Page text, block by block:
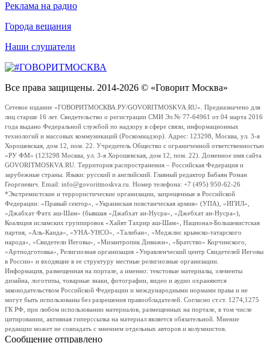
Реклама на радио
Города вещания
Наши слушатели
Все права защищены. 2014-2026 © «Говорит Москва»
Сетевое издание «ГОВОРИТМОСКВА.РУ/GOVORITMOSKVA.RU». Предназначено для
лиц старше 16 лет. Свидетельство о регистрации СМИ Эл № 77-64961 от 04 марта 2016
года выдано Федеральной службой по надзору в сфере связи, информационных
технологий и массовых коммуникаций (Роскомнадзор). Адрес: 123298, Москва, ул. 3-я
Хорошевская, дом 12, пом. 22. Учредитель Общество с ограниченной ответственностью
«РУ ФМ» (123298 Москва, ул. 3-я Хорошевская, дом 12, пом. 22). Доменное имя сайта
GOVORITMOSKVA.RU. Территория распространения – Российская Федерация и
зарубежные страны. Языки: русский и английский. Главный редактор Бабаян Роман
Георгиевич. Email: info@govoritmoskva.ru. Номер телефона: +7 (495) 950-62-26
*Экстремистские и террористические организации, запрещенные в Российской
Федерации: «Правый сектор», «Украинская повстанческая армия» (УПА), «ИГИЛ»,
«Джабхат Фатх аш-Шам» (бывшая «Джабхат ан-Нусра», «Джебхат ан-Нусра»),
Коалиция исламских группировок «Хайят Тахрир аш-Шам», Национал-Большевистская
партия, «Аль-Каида», «УНА-УНСО», «Талибан», «Меджлис крымско-татарского
народа», «Свидетели Иеговы», «Мизантропик Дивижн», «Братство» Корчинского,
«Артподготовка», Религиозная организация «Управленческий центр Свидетелей Иеговы
в России» и входящие в ее структуру местные религиозные организации.
Информация, размещенная на портале, а именно: текстовые материалы, элементы
дизайна, логотипы, товарные знаки, фотографии, видео и аудио охраняются
законодательством Российской Федерации и международными нормами права и не
могут быть использованы без разрешения правообладателей. Согласно ст.ст. 1274,1275
ГК РФ, при любом использовании материалов, размещенных на портале, в том числе
цитировании, активная гиперссылка на материал является обязательной. Мнение
редакции может не совпадать с мнением отдельных авторов и колумнистов.
Сообщение отправлено